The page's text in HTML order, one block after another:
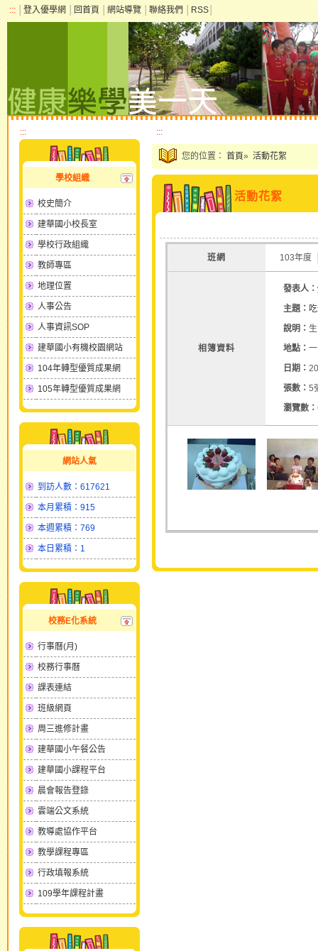
::: 登入優學網 回首頁 網站導覽 聯絡我們 RSS
:::
學校組織
校史簡介
建華國小校長室
學校行政組織
教師專區
地理位置
人事公告
人事資訊SOP
建華國小有機校園網站
104年轉型優質成果網
105年轉型優質成果網
網站人氣
到訪人數：617621
本月累積：915
本週累積：769
本日累積：1
校務E化系統
行事曆(月)
校務行事曆
課表連結
班級網頁
周三進修計畫
建華國小午餐公告
建華國小課程平台
晨會報告登錄
雲端公文系統
教導處協作平台
教學課程專區
行政填報系統
109學年課程計畫
:::
您的位置： 首頁» 活動花絮
活動花絮
班網 103年度
相簿資料
發表人：
主題：
說明：
地點：
日期：
張數： 5
瀏覽數：